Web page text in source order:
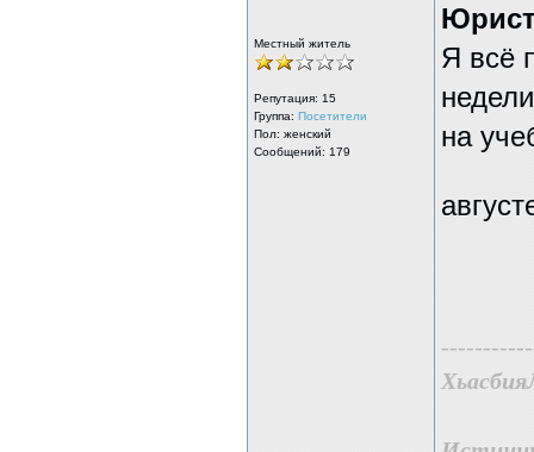
Местный житель
Репутация: 15
Группа: Посетители
Пол: женский
Сообщений: 179
Я всё
на